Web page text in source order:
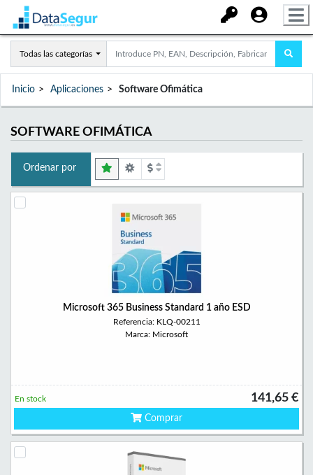
Todas las categorías
Inicio Aplicaciones Software Ofimática
SOFTWARE OFIMÁTICA
Ordenar por
Microsoft 365 Business Standard 1 año ESD
Referencia: KLQ-00211
Marca: Microsoft
141,65 €
En stock
Comprar